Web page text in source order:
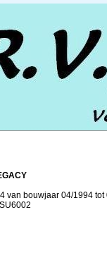
van bouwjaar 04/1994 tot